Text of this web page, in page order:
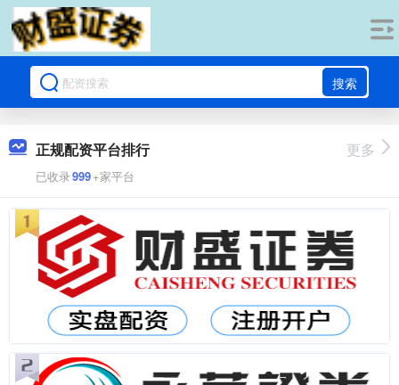
搜索
正规配资平台排行
已收录999+家平台
更多